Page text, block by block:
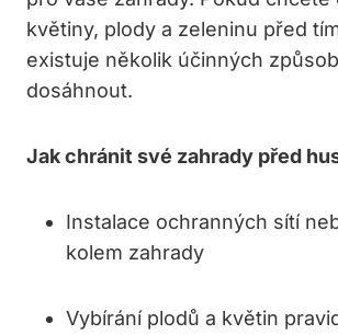
květiny,⁤ plody a zeleninu⁣ před
existuje několik účinných
dosáhnout.
Jak chránit své ⁣zahrady před
Instalace ochranných⁤ sítí
kolem zahrady
Vybírání plodů a květin